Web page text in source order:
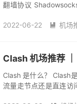
翻墙协议
2022-06-22  机场
Clash 机场推荐
Clash 是什么？ Clash
流量走节点还是直连访